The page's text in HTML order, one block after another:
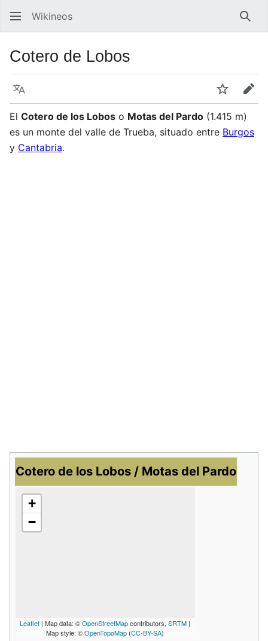
Wikineos
Cotero de Lobos
Idioma Vigilar
El Cotero de los Lobos o Motas del Pardo (1.415 m)
es un monte del valle de Trueba, situado entre Burgos
y Cantabria.
Cotero de los Lobos / Motas del Pardo
+
−
Leaflet | Map data: ©OpenStreetMapcontributors,SRTM |
Map style: ©OpenTopoMap (CC-BY-SA)